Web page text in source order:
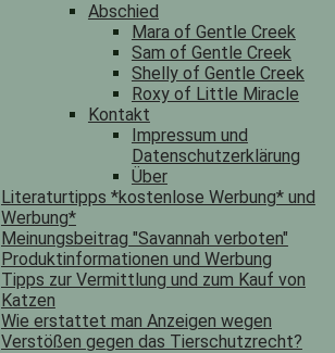
Abschied
Mara of Gentle Creek
Sam of Gentle Creek
Shelly of Gentle Creek
Roxy of Little Miracle
Kontakt
Impressum und
Datenschutzerklärung
Über
Literaturtipps *kostenlose Werbung* und
Werbung*
Meinungsbeitrag "Savannah verboten"
Produktinformationen und Werbung
Tipps zur Vermittlung und zum Kauf von
Katzen
Wie erstattet man Anzeigen wegen
Verstößen gegen das Tierschutzrecht?